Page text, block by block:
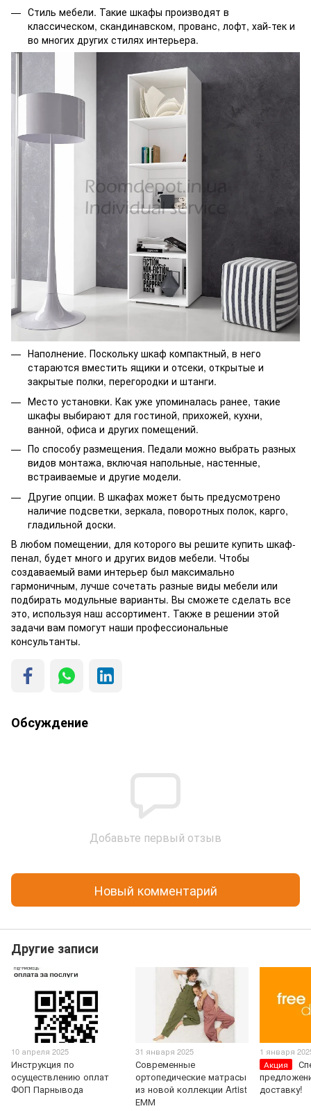
Стиль мебели. Такие шкафы производят в
классическом, скандинавском, прованс, лофт, хай-тек и
во многих других стилях интерьера.
Наполнение. Поскольку шкаф компактный, в него
стараются вместить ящики и отсеки, открытые и
закрытые полки, перегородки и штанги.
Место установки. Как уже упоминалась ранее, такие
шкафы выбирают для гостиной, прихожей, кухни,
ванной, офиса и других помещений.
По способу размещения. Педали можно выбрать разных
видов монтажа, включая напольные, настенные,
встраиваемые и другие модели.
Другие опции. В шкафах может быть предусмотрено
наличие подсветки, зеркала, поворотных полок, карго,
гладильной доски.
В любом помещении, для которого вы решите купить шкаф-
пенал, будет много и других видов мебели. Чтобы
создаваемый вами интерьер был максимально
гармоничным, лучше сочетать разные виды мебели или
подбирать модульные варианты. Вы сможете сделать все
это, используя наш ассортимент. Также в решении этой
задачи вам помогут наши профессиональные
консультанты.
Обсуждение
Добавьте первый отзыв
Новый комментарий
Другие записи
10 апреля 2025
Инструкция по
осуществлению оплат
ФОП Парнывода
31 января 2025
Современные
ортопедические матрасы
из новой коллекции Artist
ЕММ
1 января
Акция
доставку!